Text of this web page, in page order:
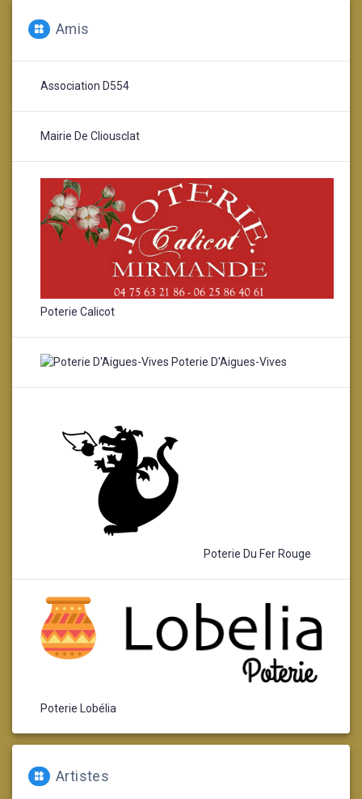
Amis
Association D554
Mairie De Cliousclat
Poterie Calicot
Poterie D'Aigues-Vives
Poterie Du Fer Rouge
Poterie Lobélia
Artistes